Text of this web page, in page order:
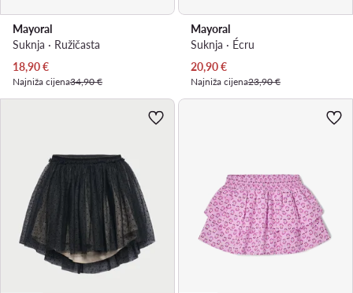
Mayoral
Suknja · Ružičasta
Trenutna cijena
18,90€
Najniža cijena34,90 €
Mayoral
Suknja · Écru
Trenutna cijena
20,90€
Najniža cijena23,90 €